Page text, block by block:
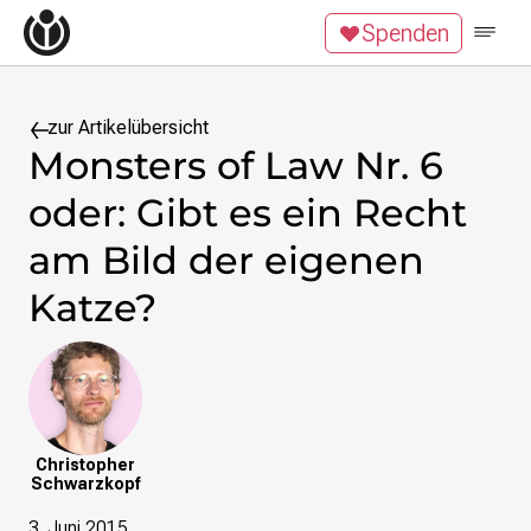
Zum Inhalt überspringen
Wikipedia unterstützen
Spenden
Mitmachen
News
Blog
Publikationen
Tech News
Podcast
Themen
Digitales Ehrenamt
Freie Bildung
Freie Inhalte
Wissensgerechtigkeit
Krieg gegen die Ukraine
Spenden
zur Artikelübersicht
Monsters of Law Nr. 6
oder: Gibt es ein Recht
am Bild der eigenen
Katze?
Christopher
Schwarzkopf